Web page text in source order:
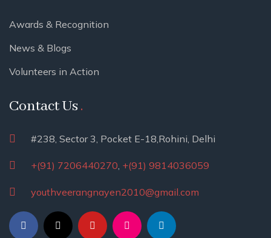
Awards & Recognition
News & Blogs
Volunteers in Action
Contact Us
#238, Sector 3, Pocket E-18,Rohini, Delhi
+(91) 7206440270 +(91) 9814036059
youthveerangnayen2010@gmail.com